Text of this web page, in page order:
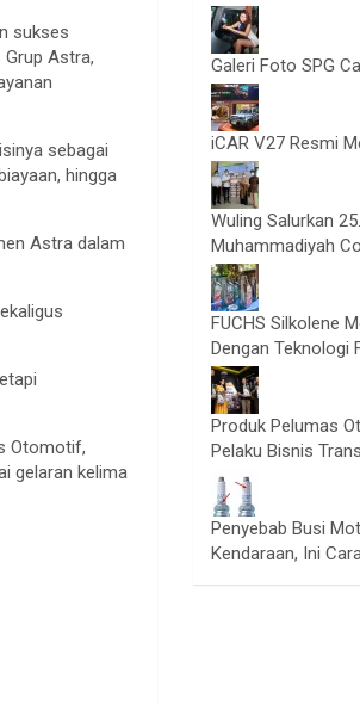
sukses
Astra,
sebagai
hingga
Astra dalam
Otomotif,
gelaran kelima
Galeri Foto SPG
iCAR V27 Resmi
Wuling Salurkan
Muhammadiyah
FUCHS Silkolene
Dengan Teknologi
Produk Pelumas
Pelaku Bisnis
Penyebab Busi
Kendaraan, Ini